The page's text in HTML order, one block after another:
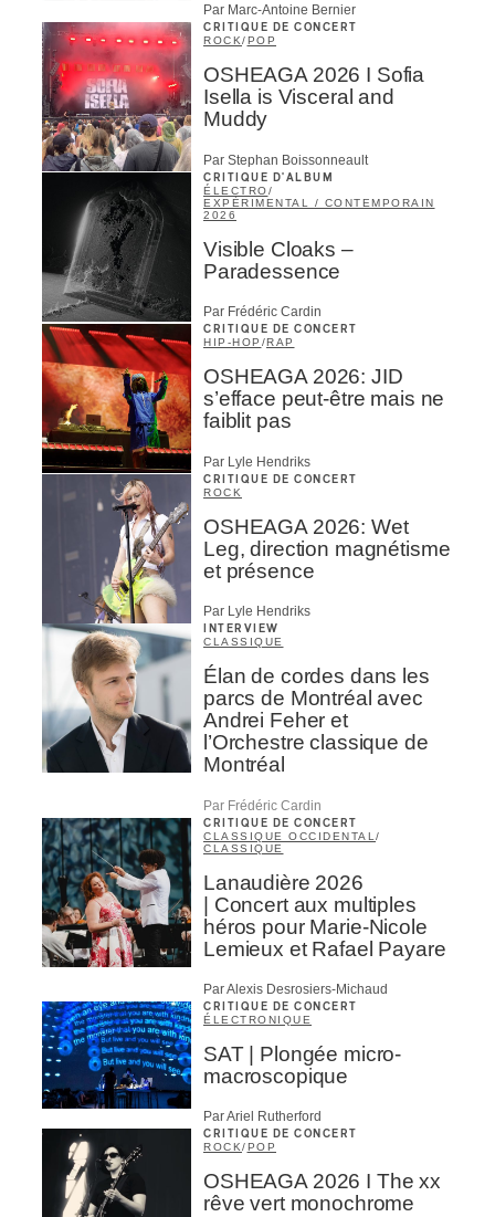
Par Marc-Antoine Bernier
CRITIQUE DE CONCERT
ROCK/ POP
OSHEAGA 2026 I Sofia
Isella is Visceral and
Muddy
Par Stephan Boissonneault
CRITIQUE D'ALBUM
ÉLECTRO/
EXPÉRIMENTAL / CONTEMPORAIN
2026
Visible Cloaks –
Paradessence
Par Frédéric Cardin
CRITIQUE DE CONCERT
HIP-HOP /RAP
OSHEAGA 2026: JID
s’efface peut-être mais ne
faiblit pas
Par Lyle Hendriks
CRITIQUE DE CONCERT
ROCK
OSHEAGA 2026: Wet
Leg, direction magnétisme
et présence
Par Lyle Hendriks
INTERVIEW
CLASSIQUE
Élan de cordes dans les
parcs de Montréal avec
Andrei Feher et
l’Orchestre classique de
Montréal
Par Frédéric Cardin
CRITIQUE DE CONCERT
CLASSIQUE OCCIDENTAL /
CLASSIQUE
Lanaudière 2026
| Concert aux multiples
héros pour Marie-Nicole
Lemieux et Rafael Payare
Par Alexis Desrosiers-Michaud
CRITIQUE DE CONCERT
ÉLECTRONIQUE
SAT | Plongée micro-
macroscopique
Par Ariel Rutherford
CRITIQUE DE CONCERT
ROCK/ POP
OSHEAGA 2026 I The xx
rêve vert monochrome